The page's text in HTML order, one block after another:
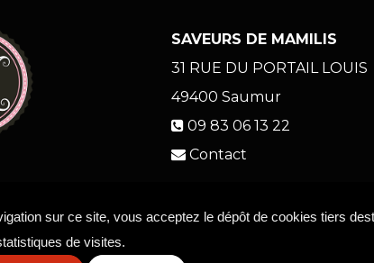
SAVEURS DE MAMILIS
31 RUE DU PORTAIL LOUIS
49400 Saumur
09 83 06 13 22
Contact
sur ce site, vous acceptez le dépôt de cookies tiers
de visites.